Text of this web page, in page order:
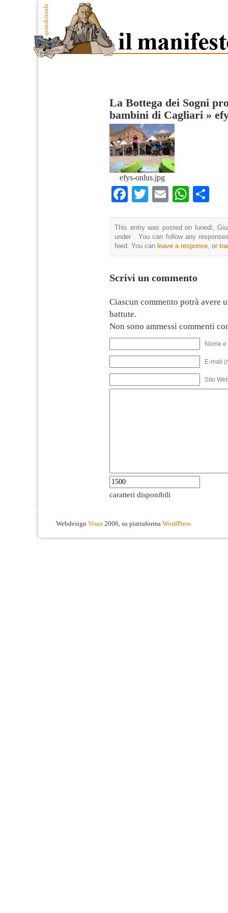
La Bottega dei Sogni
bambini di Cagliari »
efys-onlus.jpg
Facebook
TwitterEmail
This entry was posted on lunedì,
under . You can follow any
feed. You can leave a response, or
Scrivi un commento
Ciascun commento potrà avere
battute.
Non sono ammessi commenti
Nome
E-mail
Sito
caratteri disponibili
Webdesign Visus 2006, su piattaforma WordPress